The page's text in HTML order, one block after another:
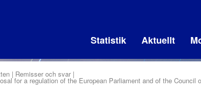
Statistik Aktuellt
Remisser och svar
for a regulation of the European Parliament and of the